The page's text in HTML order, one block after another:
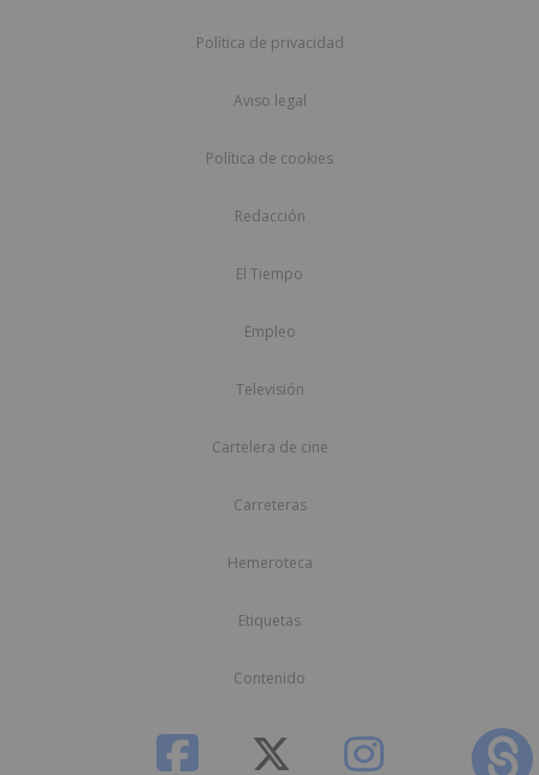
Política de privacidad
Aviso legal
Política de cookies
Redacción
El Tiempo
Empleo
Televisión
Cartelera de cine
Carreteras
Hemeroteca
Etiquetas
Contenido